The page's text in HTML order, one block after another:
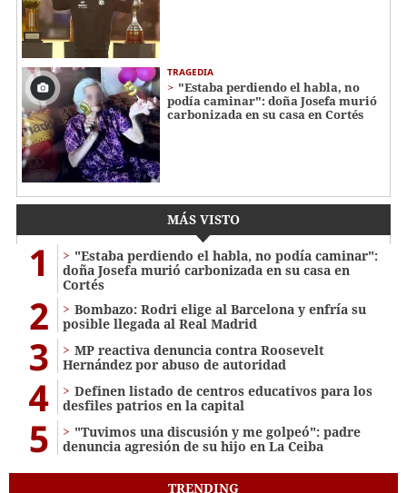
TRAGEDIA
"Estaba perdiendo el habla, no
podía caminar": doña Josefa murió
carbonizada en su casa en Cortés
MÁS VISTO
1
"Estaba perdiendo el habla, no podía caminar":
doña Josefa murió carbonizada en su casa en
Cortés
2
Bombazo: Rodri elige al Barcelona y enfría su
posible llegada al Real Madrid
3
MP reactiva denuncia contra Roosevelt
Hernández por abuso de autoridad
4
Definen listado de centros educativos para los
desfiles patrios en la capital
5
"Tuvimos una discusión y me golpeó": padre
denuncia agresión de su hijo en La Ceiba
TRENDING